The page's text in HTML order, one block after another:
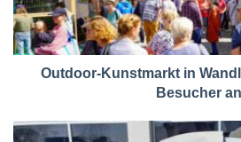
Outdoor-Kunstmarkt in
Besucher an